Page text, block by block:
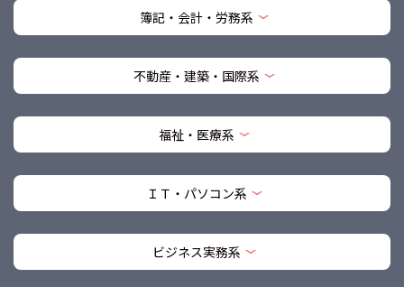
簿記・会計・労務系
不動産・建築・国際系
福祉・医療系
ＩＴ・パソコン系
ビジネス実務系